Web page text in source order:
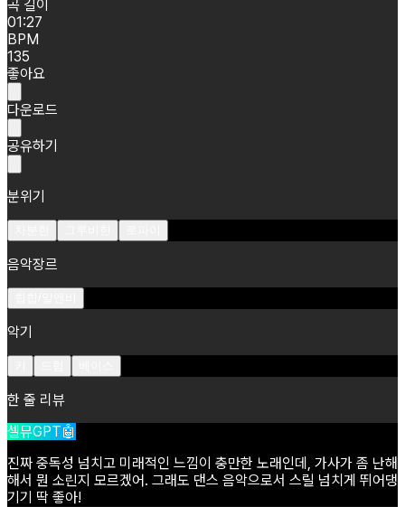
곡 길이
01:27
BPM
135
좋아요
다운로드
공유하기
분위기
음악장르
악기
한 줄 리뷰
셀뮤GPT🤖
진짜 중독성 넘치고 미래적인 느낌이 충만한 노래인데, 가사가 좀 난해
해서 뭔 소린지 모르겠어. 그래도 댄스 음악으로서 스릴 넘치게 뛰어댕
기기 딱 좋아!